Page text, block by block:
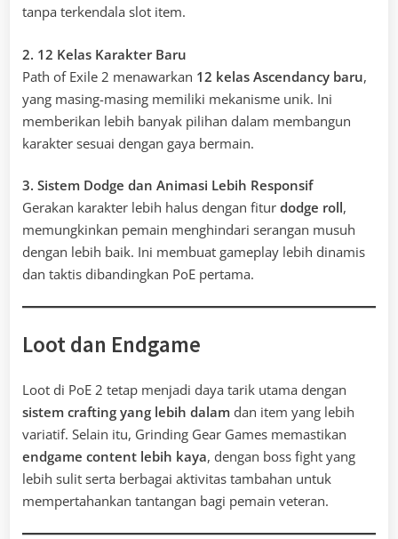
tanpa terkendala slot item.
2. 12 Kelas Karakter Baru
Path of Exile 2 menawarkan 12 kelas Ascendancy baru,
yang masing-masing memiliki mekanisme unik. Ini
memberikan lebih banyak pilihan dalam membangun
karakter sesuai dengan gaya bermain.
3. Sistem Dodge dan Animasi Lebih Responsif
Gerakan karakter lebih halus dengan fitur dodge roll,
memungkinkan pemain menghindari serangan musuh
dengan lebih baik. Ini membuat gameplay lebih dinamis
dan taktis dibandingkan PoE pertama.
Loot dan Endgame
Loot di PoE 2 tetap menjadi daya tarik utama dengan
sistem crafting yang lebih dalam dan item yang lebih
variatif. Selain itu, Grinding Gear Games memastikan
endgame content lebih kaya, dengan boss fight yang
lebih sulit serta berbagai aktivitas tambahan untuk
mempertahankan tantangan bagi pemain veteran.